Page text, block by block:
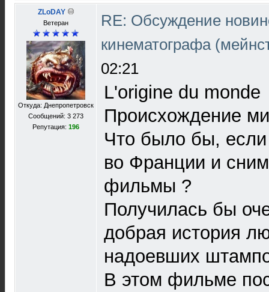
ZLoDAY
Ветеран
Откуда: Днепропетровск
Сообщений: 3 273
Репутация: 196
RE: Обсуждение
кинематографа
02:21
L'origine du monde
Происхождение
Что было бы,
во Франции и
фильмы ?
Получилась бы
добрая история
надоевших
В этом фильме